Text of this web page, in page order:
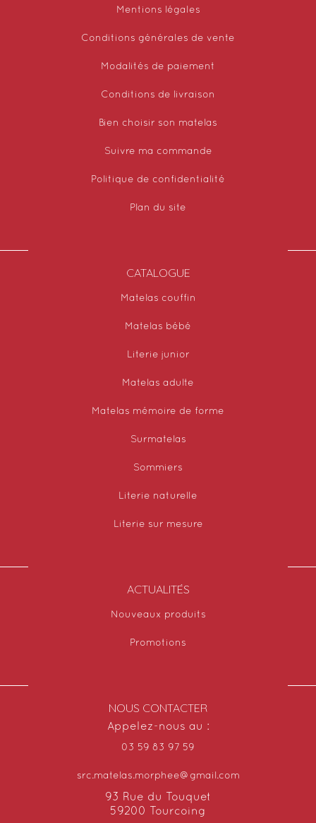
Mentions légales
Conditions générales de vente
Modalités de paiement
Conditions de livraison
Bien choisir son matelas
Suivre ma commande
Politique de confidentialité
Plan du site
CATALOGUE
Matelas couffin
Matelas bébé
Literie junior
Matelas adulte
Matelas mémoire de forme
Surmatelas
Sommiers
Literie naturelle
Literie sur mesure
ACTUALITÉS
Nouveaux produits
Promotions
NOUS CONTACTER
Appelez-nous au :
03 59 83 97 59
src.matelas.morphee@gmail.com
93 Rue du Touquet
59200 Tourcoing